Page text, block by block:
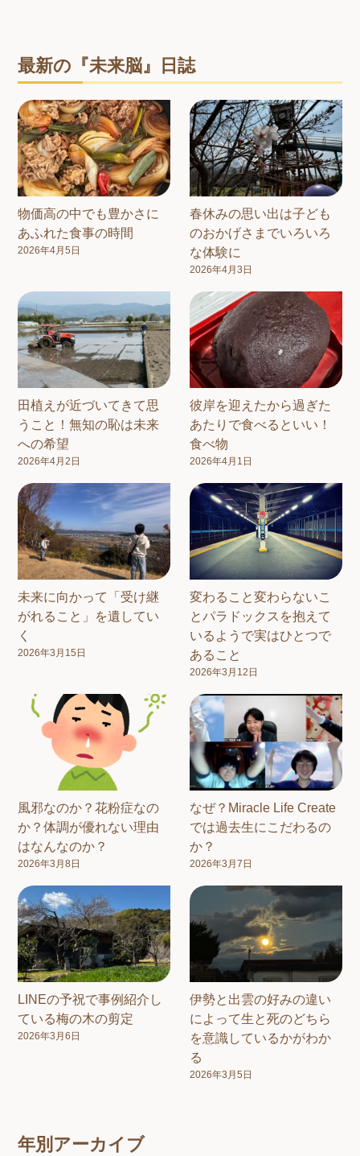
最新の『未来脳』日誌
物価高の中でも豊かさに
あふれた食事の時間
2026年4月5日
春休みの思い出は子ども
のおかげさまでいろいろ
な体験に
2026年4月3日
田植えが近づいてきて思
うこと！無知の恥は未来
への希望
2026年4月2日
彼岸を迎えたから過ぎた
あたりで食べるといい！
食べ物
2026年4月1日
未来に向かって「受け継
がれること」を遺してい
く
2026年3月15日
変わること変わらないこ
とパラドックスを抱えて
いるようで実はひとつで
あること
2026年3月12日
風邪なのか？花粉症なの
か？体調が優れない理由
はなんなのか？
2026年3月8日
なぜ？Miracle Life Create
では過去生にこだわるの
か？
2026年3月7日
LINEの予祝で事例紹介し
ている梅の木の剪定
2026年3月6日
伊勢と出雲の好みの違い
によって生と死のどちら
を意識しているかがわか
る
2026年3月5日
年別アーカイブ